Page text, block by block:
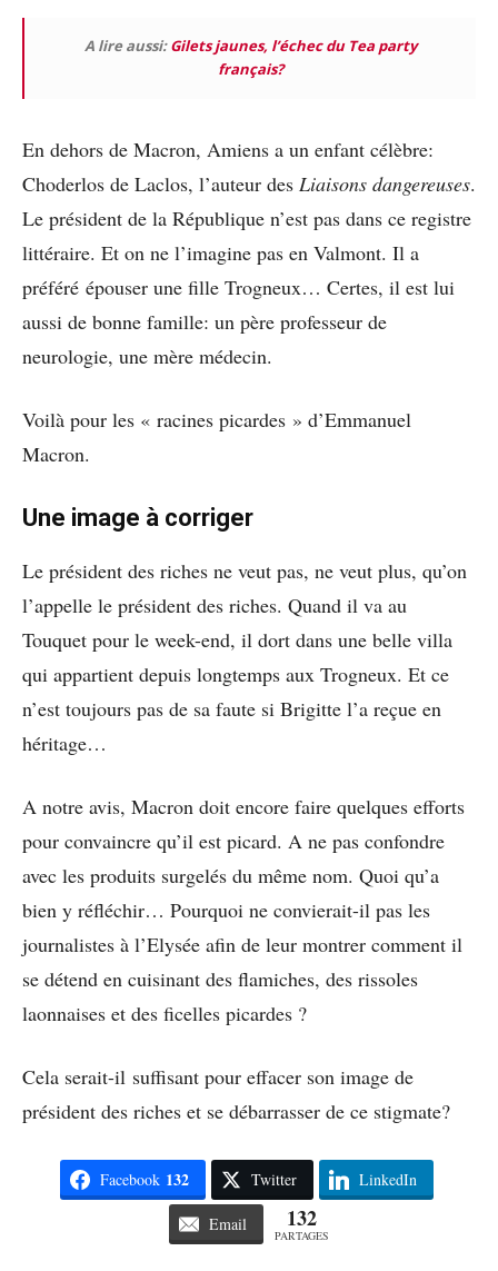
A lire aussi:Gilets jaunes, l’échec du Tea party
français?
En dehors de Macron, Amiens a un enfant célèbre:
Choderlos de Laclos, l’auteur des Liaisons dangereuses.
Le président de la République n’est pas dans ce registre
littéraire. Et on ne l’imagine pas en Valmont. Il a
préféré épouser une fille Trogneux… Certes, il est lui
aussi de bonne famille: un père professeur de
neurologie, une mère médecin.
Voilà pour les « racines picardes » d’Emmanuel
Macron.
Une image à corriger
Le président des riches ne veut pas, ne veut plus, qu’on
l’appelle le président des riches. Quand il va au
Touquet pour le week-end, il dort dans une belle villa
qui appartient depuis longtemps aux Trogneux. Et ce
n’est toujours pas de sa faute si Brigitte l’a reçue en
héritage…
A notre avis, Macron doit encore faire quelques efforts
pour convaincre qu’il est picard. A ne pas confondre
avec les produits surgelés du même nom. Quoi qu’a
bien y réfléchir… Pourquoi ne convierait-il pas les
journalistes à l’Elysée afin de leur montrer comment il
se détend en cuisinant des flamiches, des rissoles
laonnaises et des ficelles picardes ?
Cela serait-il suffisant pour effacer son image de
président des riches et se débarrasser de ce stigmate?
Facebook 132 Twitter LinkedIn
Email 132
PARTAGES